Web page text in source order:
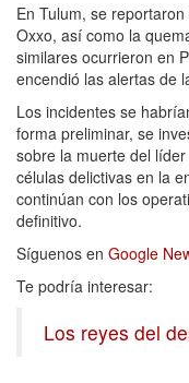
En Tulum, se
Oxxo, así como la
similares ocurrieron en
encendió las alertas de
Los incidentes se
forma preliminar, se
sobre la muerte del
células delictivas en la
continúan con los
definitivo.
Síguenos en Google
Te podría interesar:
Los reyes del